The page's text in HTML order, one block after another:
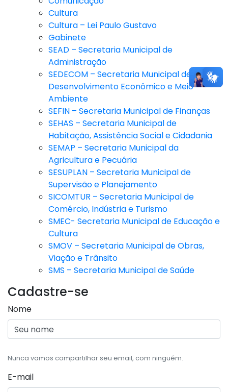
Cultura
Cultura – Lei Paulo Gustavo
Gabinete
SEAD – Secretaria Municipal de
Administração
SEDECOM – Secretaria Municipal de
Desenvolvimento Econômico e Meio
Ambiente
SEFIN – Secretaria Municipal de Finanças
SEHAS – Secretaria Municipal de
Habitação, Assistência Social e Cidadania
SEMAP – Secretaria Municipal da
Agricultura e Pecuária
SESUPLAN – Secretaria Municipal de
Supervisão e Planejamento
SICOMTUR – Secretaria Municipal de
Comércio, Indústria e Turismo
SMEC- Secretaria Municipal de Educação e
Cultura
SMOV – Secretaria Municipal de Obras,
Viação e Trânsito
SMS – Secretaria Municipal de Saúde
Cadastre-se
Nome
Nunca vamos compartilhar seu email, com ninguém.
E-mail